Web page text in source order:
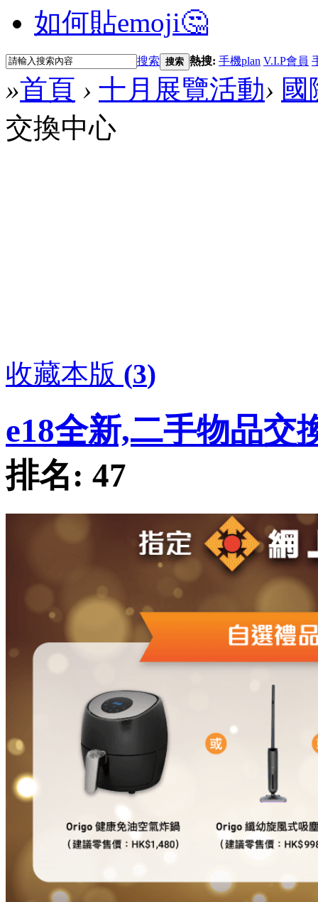
如何貼emoji🤔
搜索 搜索 熱搜: 手機plan V.I.P會員
»首頁 › 十月展覽活動› 國
交換中心
收藏本版 (3)
e18全新,二手物品交
排名: 47